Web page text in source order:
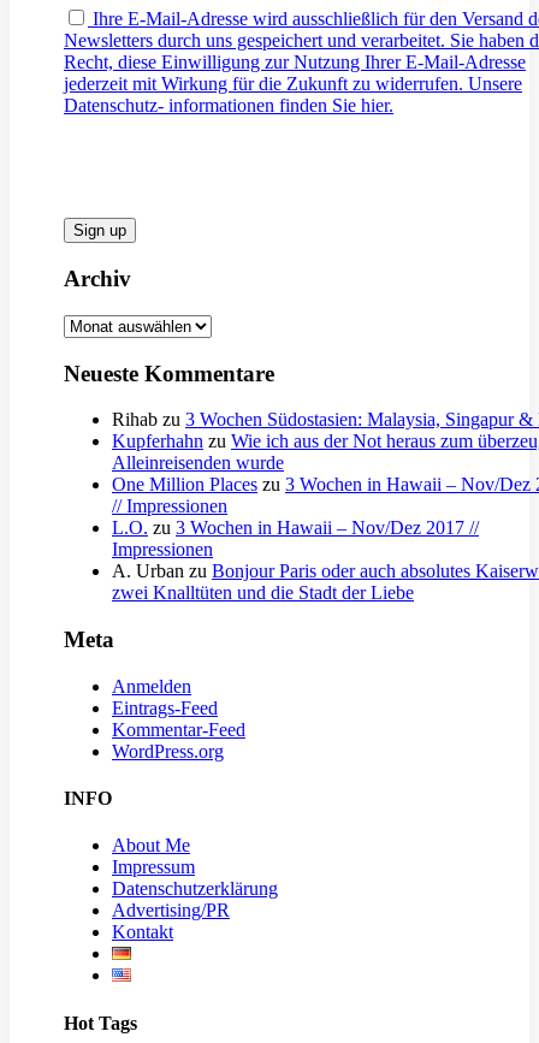
Ihre E-Mail-Adresse wird ausschließlich für den Versand
Newsletters durch uns gespeichert und verarbeitet. Sie haben
Recht, diese Einwilligung zur Nutzung Ihrer E-Mail-Adresse
jederzeit mit Wirkung für die Zukunft zu widerrufen. Unsere
Datenschutz- informationen finden Sie hier.
Archiv
Archiv
Neueste Kommentare
Rihab zu 3 Wochen Südostasien: Malaysia, Singapur
Kupferhahn zu Wie ich aus der Not heraus zum
Alleinreisenden wurde
One Million Places zu 3 Wochen in Hawaii – Nov/Dez
// Impressionen
L.O. zu 3 Wochen in Hawaii – Nov/Dez 2017 //
Impressionen
A. Urban zu Bonjour Paris oder auch absolutes
zwei Knalltüten und die Stadt der Liebe
Meta
Anmelden
Eintrags-Feed
Kommentar-Feed
WordPress.org
INFO
About Me
Impressum
Datenschutzerklärung
Advertising/PR
Kontakt
Hot Tags